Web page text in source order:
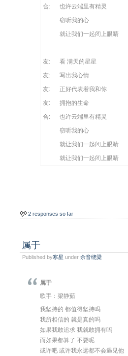
合:
也许云端里有精灵
窃听我的心
就让我们一起闭上眼睛
友: 看 满天的星星
友:
写出我心情
友:
正好代表着我和你
友:
拥抱的生命
合:
也许云端里有精灵
窃听我的心
就让我们一起闭上眼睛
就让我们一起闭上眼睛
2 responses so far
属于
Published by寒星 under 余音绕梁
属于
歌手：梁静茹
我坚持的 都值得坚持吗
我所相信的 就是真的吗
如果我敢追求 我就敢拥有吗
而如果都算了 不要呢
或许吧 或许我永远都不会遇见他